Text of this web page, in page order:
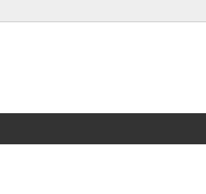
ツ
トップ オーガニック フレンチ袖